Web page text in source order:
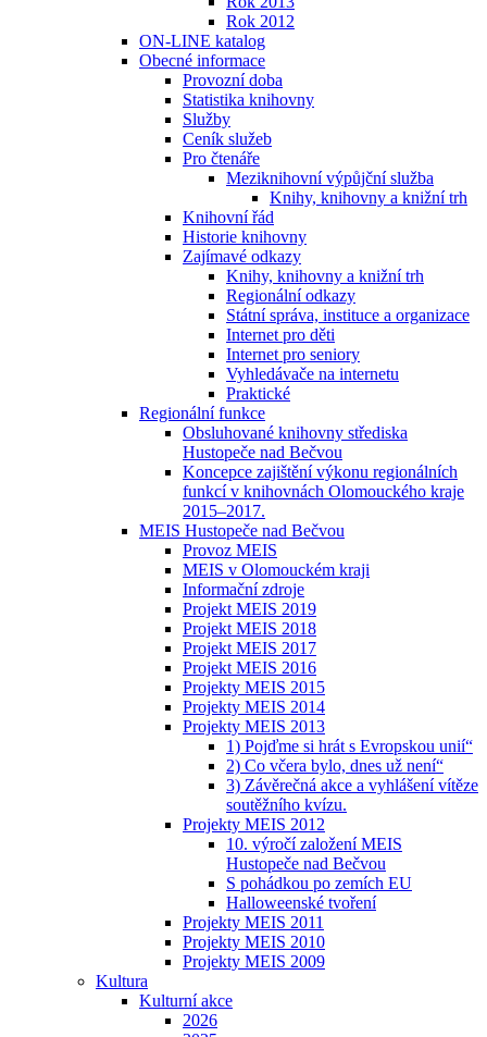
Rok 2012
ON-LINE katalog
Obecné informace
Provozní doba
Statistika knihovny
Služby
Ceník služeb
Pro čtenáře
Meziknihovní výpůjční služba
Knihy, knihovny a knižní trh
Knihovní řád
Historie knihovny
Zajímavé odkazy
Knihy, knihovny a knižní trh
Regionální odkazy
Státní správa, instituce a organizace
Internet pro děti
Internet pro seniory
Vyhledávače na internetu
Praktické
Regionální funkce
Obsluhované knihovny střediska
Hustopeče nad Bečvou
Koncepce zajištění výkonu regionálních
funkcí v knihovnách Olomouckého kraje
2015–2017.
MEIS Hustopeče nad Bečvou
Provoz MEIS
MEIS v Olomouckém kraji
Informační zdroje
Projekt MEIS 2019
Projekt MEIS 2018
Projekt MEIS 2017
Projekt MEIS 2016
Projekty MEIS 2015
Projekty MEIS 2014
Projekty MEIS 2013
1) Pojďme si hrát s Evropskou unií“
2) Co včera bylo, dnes už není“
3) Závěrečná akce a vyhlášení vítěze
soutěžního kvízu.
Projekty MEIS 2012
10. výročí založení MEIS
Hustopeče nad Bečvou
S pohádkou po zemích EU
Halloweenské tvoření
Projekty MEIS 2011
Projekty MEIS 2010
Projekty MEIS 2009
Kultura
Kulturní akce
2026